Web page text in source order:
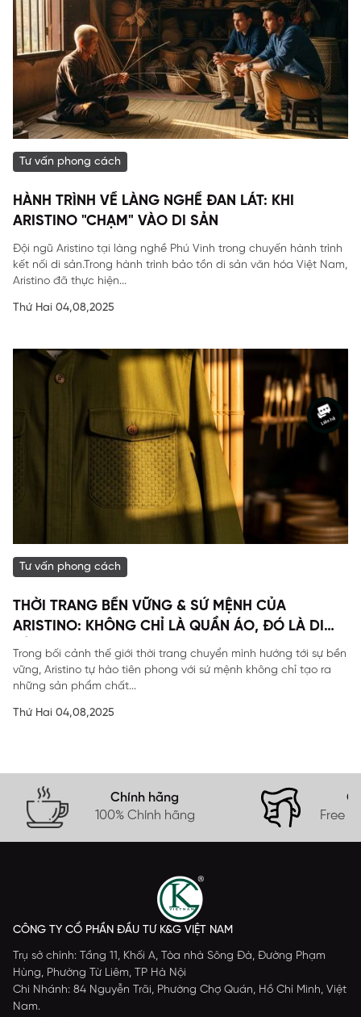
Tư vấn phong cách
HÀNH TRÌNH VỀ LÀNG NGHỀ ĐAN LÁT: KHI
ARISTINO "CHẠM" VÀO DI SẢN
Đội ngũ Aristino tại làng nghề Phú Vinh trong chuyến hành trình
kết nối di sản.Trong hành trình bảo tồn di sản văn hóa Việt Nam,
Aristino đã thực hiện...
Thứ Hai 04,08,2025
Tư vấn phong cách
THỜI TRANG BỀN VỮNG & SỨ MỆNH CỦA
ARISTINO: KHÔNG CHỈ LÀ QUẦN ÁO, ĐÓ LÀ DI
SẢN
Trong bối cảnh thế giới thời trang chuyển mình hướng tới sự bền
vững, Aristino tự hào tiên phong với sứ mệnh không chỉ tạo ra
những sản phẩm chất...
Thứ Hai 04,08,2025
Chính hãng
100% Chính hãng
Free
CÔNG TY CỔ PHẦN ĐẦU TƯ K&G VIỆT NAM
Trụ sở chính: Tầng 11, Khối A, Tòa nhà Sông Đà, Đường Phạm
Hùng, Phường Từ Liêm, TP Hà Nội
Chi Nhánh: 84 Nguyễn Trãi, Phường Chợ Quán, Hồ Chí Minh, Việt
Nam.